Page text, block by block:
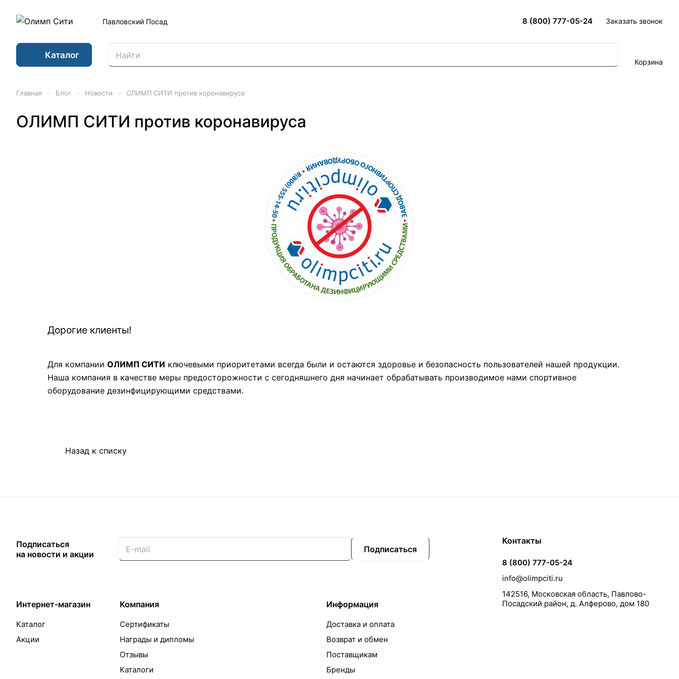
Павловский Посад 8 (800) 777-05-24 Заказать звонок
Каталог
Корзина
Главная Блог Новости ОЛИМП СИТИ против коронавируса
ОЛИМП СИТИ против коронавируса
Дорогие клиенты!
Для компании ОЛИМП СИТИ ключевыми приоритетами всегда были и остаются здоровье и безопасность пользователей нашей продукции.
Наша компания в качестве меры предосторожности с сегодняшнего дня начинает обрабатывать производимое нами спортивное
оборудование дезинфицирующими средствами.
Назад к списку
Подписаться
на новости и акции
Подписаться
Интернет-магазин
Каталог
Акции
Компания
Сертификаты
Награды и дипломы
Отзывы
Каталоги
Информация
Доставка и оплата
Возврат и обмен
Поставщикам
Бренды
Контакты
8 (800) 777-05-24
info@olimpciti.ru
142516, Московская область, Павлово-
Посадский район, д. Алферово, дом 180